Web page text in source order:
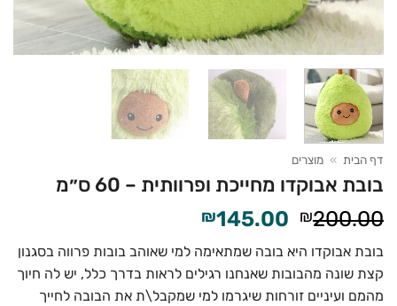
דף הבית » מוצרים
בובת אבוקדו מחייכת ופרוותית – 60 ס״מ
₪200.00
המחיר
היה:
₪200.00.
₪145.00
הנוכחי
הוא:
₪145.00.
בובת אבוקדו היא בובה שמתאימה למי שאוהב בובות פרווה בסגנון
קצת שונה מהבובות שאנחנו רגילים לראות בדרך כלל, יש לה חיוך
מהמם ועיניים זורחות שיגרמו למי שמקבל\ת את הבובה לחייך